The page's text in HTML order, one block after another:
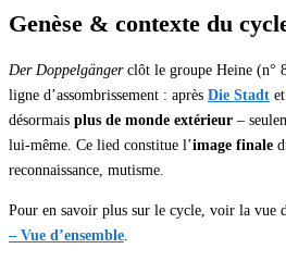
Genèse & contexte du
Der Doppelgängerclôt le groupe Heine (n°
ligne d’assombrissement : après Die Stadt et
désormais plus de monde extérieur –
lui-même. Ce lied constitue l’image finale
reconnaissance, mutisme.
Pour en savoir plus sur le cycle, voir la vue
– Vue d’ensemble.